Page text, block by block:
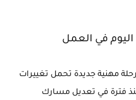
اليوم في العمل
مهنية جديدة تحمل تغييرات
فترة في تعديل مسارك